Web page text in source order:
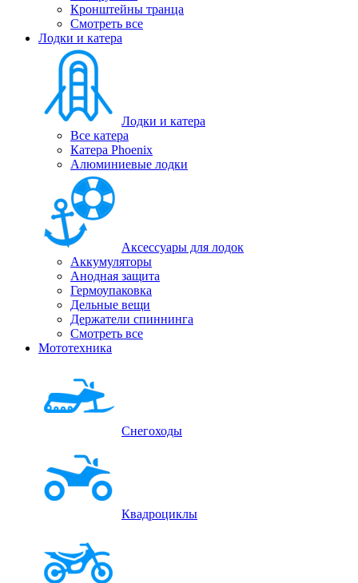
Кронштейны транца
Смотреть все
Лодки и катера
Лодки и катера
Все катера
Катера Phoenix
Алюминиевые лодки
Аксессуары для лодок
Аккумуляторы
Анодная защита
Гермоупаковка
Дельные вещи
Держатели спиннинга
Смотреть все
Мототехника
Снегоходы
Квадроциклы